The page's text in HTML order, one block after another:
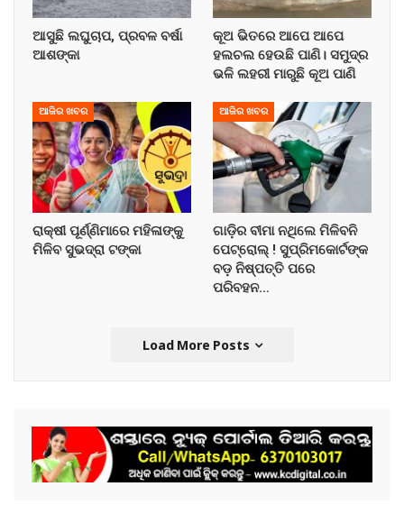
ଆସୁଛି ଲଘୁଚାପ, ପ୍ରବଳ ବର୍ଷା
ଆଶଙ୍କା
କୂଅ ଭିତରେ ଆପେ ଆପେ
ହଲଚଲ ହେଉଛି ପାଣି। ସମୁଦ୍ର
ଭଳି ଲହରୀ ମାରୁଛି କୂଅ ପାଣି
ଆଜିର ଖବର
ରାକ୍ଷୀ ପୂର୍ଣ୍ଣିମାରେ ମହିଳାଙ୍କୁ
ମିଳିବ ସୁଭଦ୍ରା ଟଙ୍କା
ଆଜିର ଖବର
ଗାଡ଼ିର ବୀମା ନଥିଲେ ମିଳିବନି
ପେଟ୍ରୋଲ୍ ! ସୁପ୍ରିମକୋର୍ଟଙ୍କ
ବଡ଼ ନିଷ୍ପତ୍ତି ପରେ
ପରିବହନ…
Load More Posts